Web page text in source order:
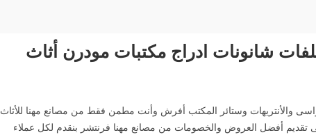
شانونات ادراج مكتبات مودرن أثاث
والأنتريهات وستائر المكتب أفرش وأنت مطمن فقط من مصانع مهنا للأثاث
معكم فى تقديم أفضل العروض والخصومات من مصانع مهنا فرنتشر بنقدم لكل عملاء